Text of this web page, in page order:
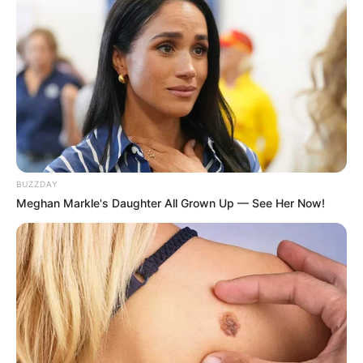
Pemilik zodiak Pisces ini banyak mengiktui casting di berbagai
tempat. Pernah gagal namun tak menyerah untuk terjun di dunia
hiburan.
Ia adalah orang yang menyukai makanan pedas. Makanan
favoritnya adalah bakso, siomay dan berbagai olahan sosis.
Meskipun sudah menikah, ia menjalani LDR akrena suaminya
berada di Purwakarta untuk mengejar kariernya sedangkan ia
berada di Jakarta.
Suaminya takut kepada nasi sejak kecil sehingga suamianya
yang berprofesi sebagai dokter tidak pernah makan nasi.
Berawal dari pemain figuran, namanya mulai naik daun saat
berada di acara Empat Matadan di angkat menjadi Co-Host
untuk acara tersebut.
Saat SMA, ia pernah menjadi figuran dalam iklan layanan
masyarakat. Ia juga menjadi vokalis band di sekolahnya.
BUZZDAY
Meghan Markle's Daughter All Grown Up — See Her Now!